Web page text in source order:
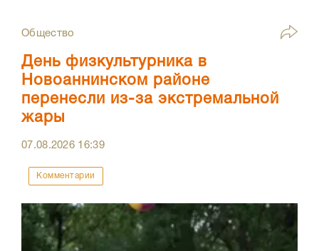
Общество
День физкультурника в
Новоаннинском районе
перенесли из-за экстремальной
жары
07.08.2026 16:39
Комментарии